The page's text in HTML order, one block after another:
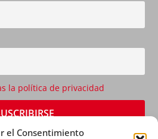
el Consentimiento
la política de privacidad